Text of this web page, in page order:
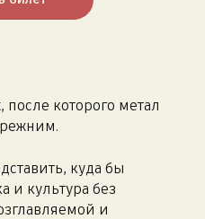
после которого метал
куда бы
и культура без
и